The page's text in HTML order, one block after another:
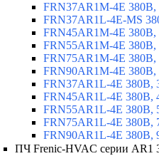
FRN37AR1M-4E 380В,
FRN37AR1L-4E-MS
FRN45AR1M-4E 380В,
FRN55AR1M-4E 380В,
FRN75AR1M-4E 380В,
FRN90AR1M-4E 380В,
FRN37AR1L-4E 380В,
FRN45AR1L-4E 380В,
FRN55AR1L-4E 380В,
FRN75AR1L-4E 380В,
FRN90AR1L-4E 380В,
ПЧ Frenic-HVAC серии AR1